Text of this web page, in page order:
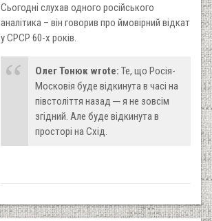
Сьогодні слухав одного російського
аналітика – він говорив про ймовірний відкат
у СРСР 60-х років.
Олег Тонюк wrote: Те, що Росія-
Московія буде відкинута в часі на
півстоліття назад ─ я не зовсім
згідний. Але буде відкинута в
просторі на Схід.